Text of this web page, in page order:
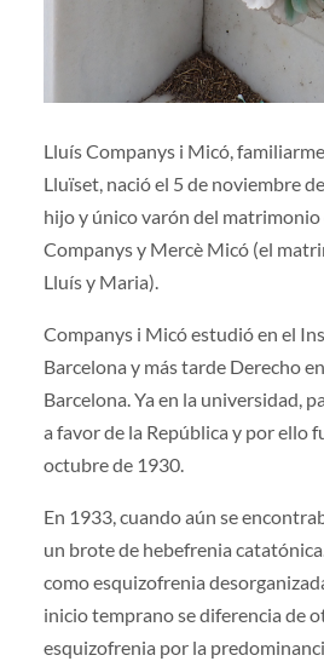
Lluís Companys i Micó,
Lluïset, nació el 5 de noviembre
hijo y único varón del
Companys y Mercè Micó (el
Lluís y Maria).
Companys i Micó estudió en el
Barcelona y más tarde Derecho
Barcelona. Ya en la universidad,
a favor de la República y por ello
octubre de 1930.
En 1933, cuando aún se
un brote de hebefrenia
como esquizofrenia
inicio temprano se diferencia de
esquizofrenia por la